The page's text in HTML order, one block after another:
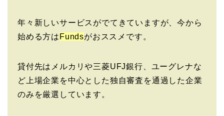
年々新しいサービスがでてきていますが、今から
始める方は Fundsがおススメです。
貸付先はメルカリや三菱UFJ銀行、ユーグレナな
ど上場企業を中心とした独自審査を通過した企業
のみを厳選しています。